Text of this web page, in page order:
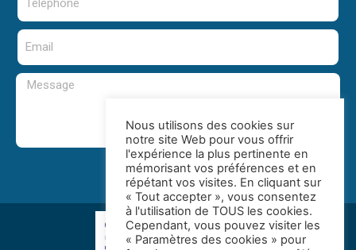
Envoyer
Nous utilisons des cookies sur
notre site Web pour vous offrir
l'expérience la plus pertinente en
mémorisant vos préférences et en
répétant vos visites. En cliquant sur
« Tout accepter », vous consentez
à l'utilisation de TOUS les cookies.
Cependant, vous pouvez visiter les
« Paramètres des cookies » pour